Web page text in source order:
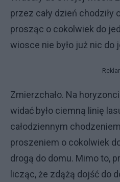
przez cały dzień chodziły
prosząc o cokolwiek do
wiosce nie było już nic do
Zmierzchało. Na
widać było ciemną linię
całodziennym
proszeniem o cokolwiek
drogą do domu. Mimo to,
licząc, że zdążą dojść do